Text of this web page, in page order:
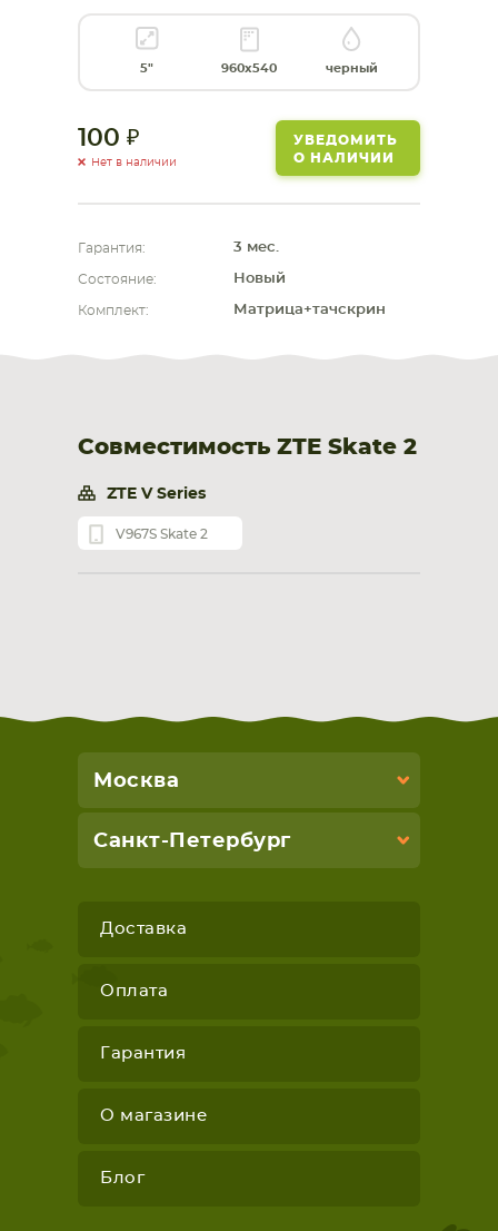
КОМПЛЕКТУЮЩИЕ
5" 960x540 черный
100
Нет в наличии
УВЕДОМИТЬ
О НАЛИЧИИ
Гарантия: 3 мес.
Состояние: Новый
Комплект: Матрица+тачскрин
Совместимость ZTE Skate 2
ZTE V Series
V967S Skate 2
Москва
Санкт-Петербург
Доставка
Оплата
Гарантия
О магазине
Блог